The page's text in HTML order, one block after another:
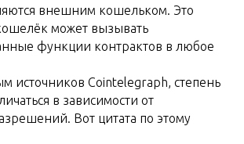
внешним кошельком. Это
может вызывать
функции контрактов в любое
источников Cointelegraph, степень
в зависимости от
Вот цитата по этому